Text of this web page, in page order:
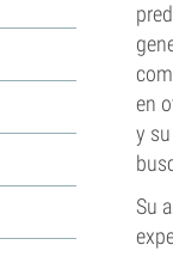
en
y
Su